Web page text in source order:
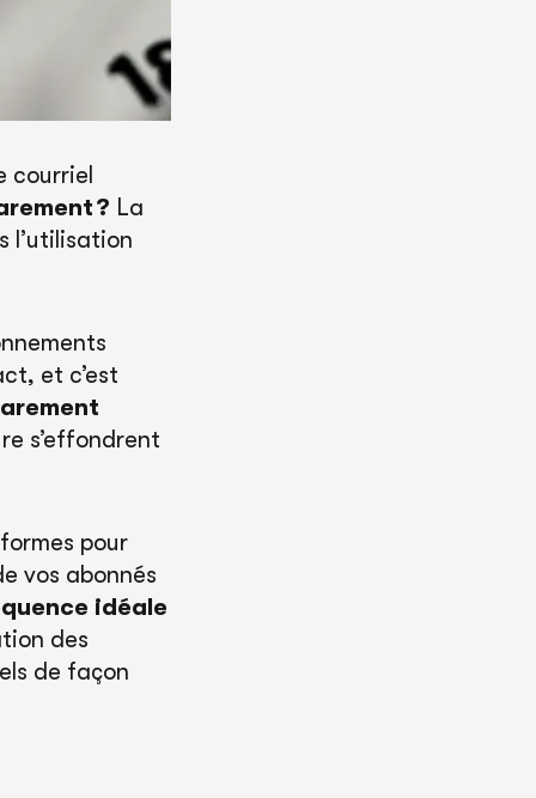
courriel
? La
l’utilisation
et c’est
s’effondrent
pour
vos abonnés
idéale
des
de façon